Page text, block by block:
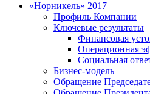
«Норникель» 2017
Профиль Компании
Ключевые результаты
Финансовая
Операционная
Социальная
Бизнес-модель
Обращение